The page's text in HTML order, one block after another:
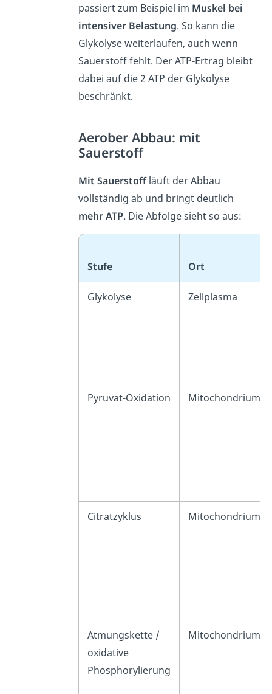
passiert zum Beispiel im Muskel bei
intensiver Belastung. So kann die
Glykolyse weiterlaufen, auch wenn
Sauerstoff fehlt. Der ATP-Ertrag bleibt
dabei auf die 2 ATP der Glykolyse
beschränkt.
Aerober Abbau: mit
Sauerstoff
Mit Sauerstoffläuft der Abbau
vollständig ab und bringt deutlich
mehr ATP. Die Abfolge sieht so aus:
Stufe Ort
Glykolyse Zellplasma
Pyruvat-Oxidation Mitochondrium
Citratzyklus Mitochondrium
Atmungskette /
oxidative
Phosphorylierung